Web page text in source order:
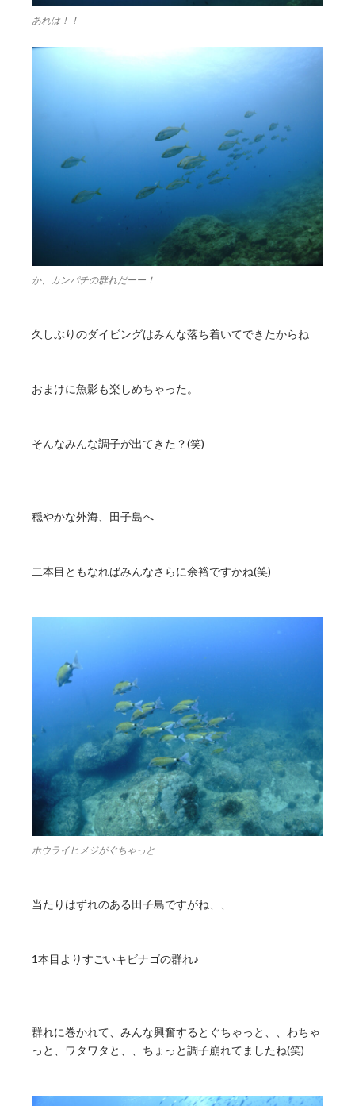
あれは！！
か、カンパチの群れだーー！
久しぶりのダイビングはみんな落ち着いてできたからね
おまけに魚影も楽しめちゃった。
そんなみんな調子が出てきた？(笑)
穏やかな外海、田子島へ
二本目ともなればみんなさらに余裕ですかね(笑)
ホウライヒメジがぐちゃっと
当たりはずれのある田子島ですがね、、
1本目よりすごいキビナゴの群れ♪
群れに巻かれて、みんな興奮するとぐちゃっと、、わちゃ
っと、ワタワタと、、ちょっと調子崩れてましたね(笑)